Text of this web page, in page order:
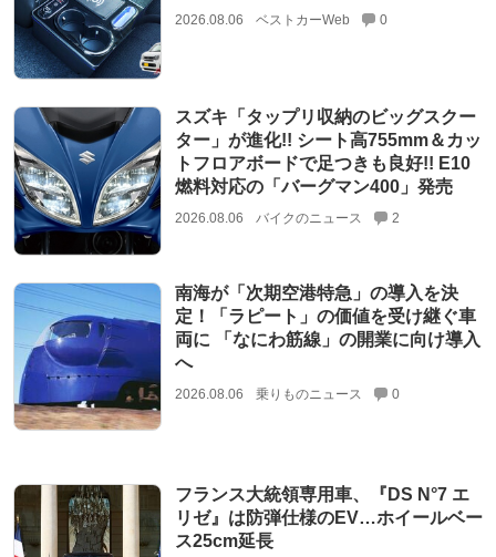
2026.08.06 ベストカーWeb 0
スズキ「タップリ収納のビッグスクー
ター」が進化!! シート高755mm＆カッ
トフロアボードで足つきも良好!! E10
燃料対応の「バーグマン400」発売
2026.08.06 バイクのニュース 2
南海が「次期空港特急」の導入を決
定！「ラピート」の価値を受け継ぐ車
両に 「なにわ筋線」の開業に向け導入
へ
2026.08.06 乗りものニュース 0
フランス大統領専用車、『DS N°7 エ
リゼ』は防弾仕様のEV…ホイールベー
ス25cm延長